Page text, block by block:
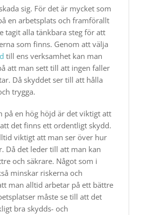
sig. För det är mycket som
en arbetsplats och framförallt
tagit alla tänkbara steg för att
som finns. Genom att välja
till ens verksamhet kan man
att man sett till att ingen faller
Då skyddet ser till att hålla
trygga.
på en hög höjd är det viktigt att
det finns ett ordentligt skydd.
viktigt att man ser över hur
Då det leder till att man kan
och säkrare. Något som i
minskar riskerna och
man alltid arbetar på ett bättre
måste se till att det
bra skydds- och